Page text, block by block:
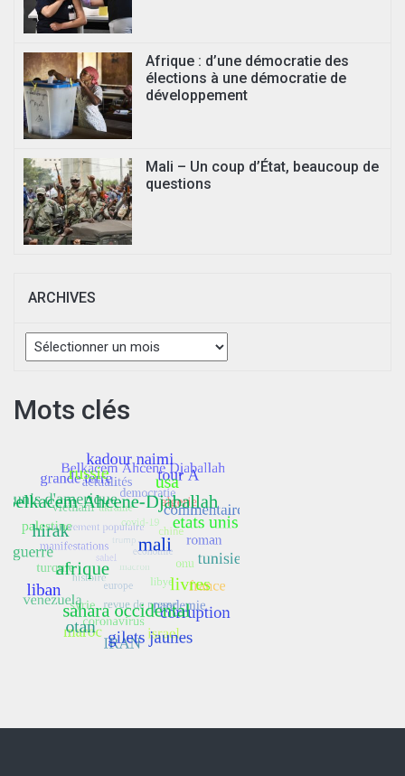
Afrique : d’une démocratie des
élections à une démocratie de
développement
Mali – Un coup d’État, beaucoup de
questions
ARCHIVES
Archives
Mots clés